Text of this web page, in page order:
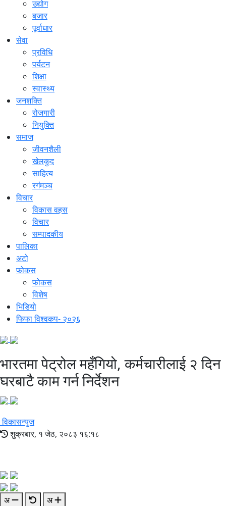
उद्योग
बजार
पूर्वाधार
सेवा
प्रविधि
पर्यटन
शिक्षा
स्वास्थ्य
जनशक्ति
रोजगारी
नियुक्ति
समाज
जीवनशैली
खेलकुद
साहित्य
रगंमञ्च
विचार
विकास वहस
विचार
सम्पादकीय
पालिका
अटो
फोकस
फोकस
विशेष
भिडियो
फिफा विश्वकप- २०२६
भारतमा पेट्रोल महँगियो, कर्मचारीलाई २ दिन
घरबाटै काम गर्न निर्देशन
विकासन्युज
शुक्रबार, १ जेठ, २०८३ १६:१८
अ अ